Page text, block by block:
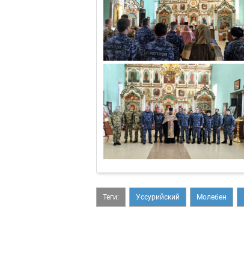
Теги: Уссурийский Молебен